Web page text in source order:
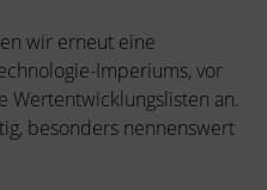
wir erneut eine
Imperiums, vor
Wertentwicklungslisten an.
besonders nennenswert